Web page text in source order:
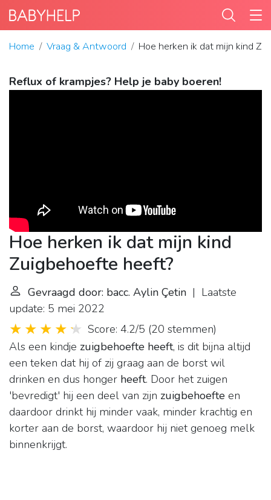
Home Vraag & Antwoord Hoe herken ik dat mijn kind
Reflux of krampjes? Help je baby boeren!
Hoe herken ik dat mijn kind
Zuigbehoefte heeft?
Gevraagd door: bacc. Aylin Çetin | Laatste
update: 5 mei 2022
Score: 4.2/5 (20 stemmen)
Als een kindje zuigbehoefte heeft, is dit bijna altijd
een teken dat hij of zij graag aan de borst wil
drinken en dus honger heeft. Door het zuigen
'bevredigt' hij een deel van zijn zuigbehoefte en
daardoor drinkt hij minder vaak, minder krachtig en
korter aan de borst, waardoor hij niet genoeg melk
binnenkrijgt.